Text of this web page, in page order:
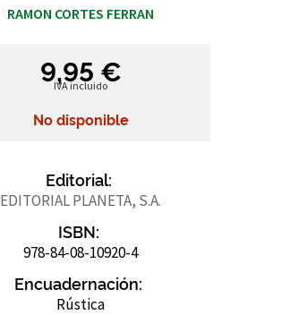
RAMON CORTES FERRAN
9,95 €
IVA incluido
No disponible
Editorial:
EDITORIAL PLANETA, S.A.
ISBN:
978-84-08-10920-4
Encuadernación:
Rústica